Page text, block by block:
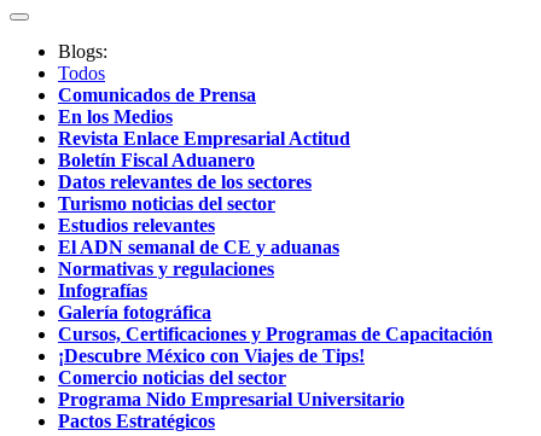
Blogs:
Todos
Comunicados de Prensa
En los Medios
Revista Enlace Empresarial Actitud
Boletín Fiscal Aduanero
Datos relevantes de los sectores
Turismo noticias del sector
Estudios relevantes
El ADN semanal de CE y aduanas
Normativas y regulaciones
Infografías
Galería fotográfica
Cursos, Certificaciones y Programas de Capacitación
¡Descubre México con Viajes de Tips!
Comercio noticias del sector
Programa Nido Empresarial Universitario
Pactos Estratégicos